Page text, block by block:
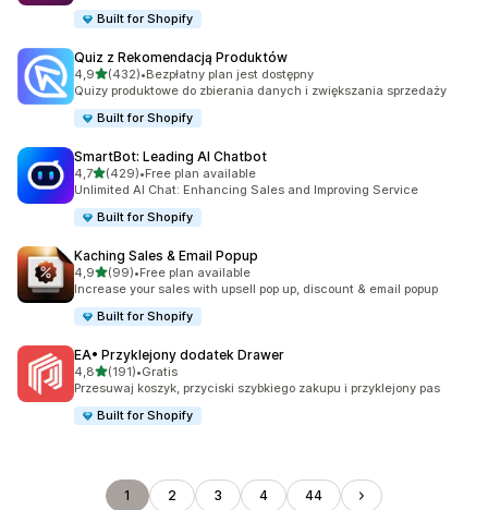
Built for Shopify
Quiz z Rekomendacją Produktów
4,9na 5 gwiazdek
(432)
Łączna liczba recenzji: 432
•Bezpłatny plan jest dostępny
Quizy produktowe do zbierania danych i zwiększania sprzedaży
Built for Shopify
SmartBot: Leading AI Chatbot
4,7na 5 gwiazdek
(429)
Łączna liczba recenzji: 429
•Free plan available
Unlimited AI Chat: Enhancing Sales and Improving Service
Built for Shopify
Kaching Sales & Email Popup
4,9na 5 gwiazdek
(99)
Łączna liczba recenzji: 99
•Free plan available
Increase your sales with upsell pop up, discount & email popup
Built for Shopify
EA• Przyklejony dodatek Drawer
4,8na 5 gwiazdek
(191)
Łączna liczba recenzji: 191
•Gratis
Przesuwaj koszyk, przyciski szybkiego zakupu i przyklejony pas
Built for Shopify
1 2 3 4 44